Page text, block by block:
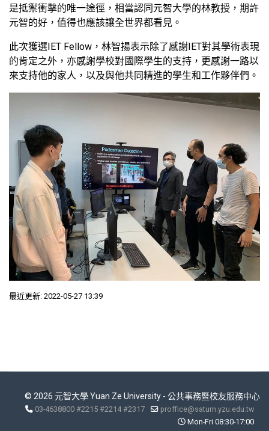
是抵禦衝擊的唯一途徑，相當認同元智大學的林教授，期許
元智的好，值得也應該讓全世界都看見。
此次獲選IET Fellow，林智揚表示除了感謝IET對其學術表現
的肯定之外，亦感謝學校對國際學生的支持，更感謝一路以
來支持他的家人，以及與他共同精進的學生和工作夥伴們。
最近更新: 2022-05-27 13:39
© 2026 元智大學 Yuan Ze University - 公共事務暨校友服務中心
03-4638800 #2215 #2214 #2317
proffice@saturn.yzu.edu.tw
Mon-Fri 08:30-17:00